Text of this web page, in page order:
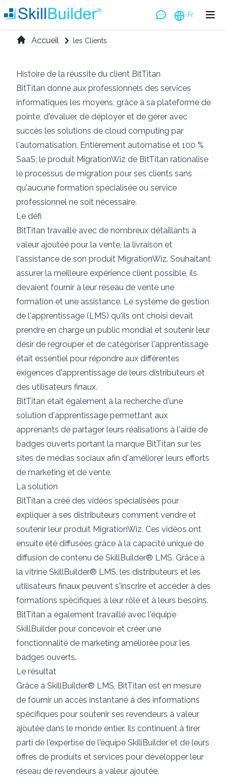
Fr
Accueil les Clients
Histoire de la réussite du client BitTitan
BitTitan donne aux professionnels des services
informatiques les moyens, grâce à sa plateforme de
pointe, d'évaluer, de déployer et de gérer avec
succès les solutions de cloud computing par
l'automatisation. Entièrement automatisé et 100 %
SaaS, le produit MigrationWiz de BitTitan rationalise
le processus de migration pour ses clients sans
qu'aucune formation spécialisée ou service
professionnel ne soit nécessaire.
Le défi
BitTitan travaille avec de nombreux détaillants à
valeur ajoutée pour la vente, la livraison et
l'assistance de son produit MigrationWiz. Souhaitant
assurer la meilleure expérience client possible, ils
devaient fournir à leur réseau de vente une
formation et une assistance. Le système de gestion
de l'apprentissage (LMS) qu'ils ont choisi devait
prendre en charge un public mondial et soutenir leur
désir de regrouper et de catégoriser l'apprentissage
était essentiel pour répondre aux différentes
exigences d'apprentissage de leurs distributeurs et
des utilisateurs finaux.
BitTitan était également à la recherche d'une
solution d'apprentissage permettant aux
apprenants de partager leurs réalisations à l'aide de
badges ouverts portant la marque BitTitan sur les
sites de médias sociaux afin d'améliorer leurs efforts
de marketing et de vente.
La solution
BitTitan a créé des vidéos spécialisées pour
expliquer à ses distributeurs comment vendre et
soutenir leur produit MigrationWiz. Ces vidéos ont
ensuite été diffusées grâce à la capacité unique de
diffusion de contenu de SkillBuilder® LMS. Grâce à
la vitrine SkillBuilder® LMS, les distributeurs et les
utilisateurs finaux peuvent s'inscrire et accéder à des
formations spécifiques à leur rôle et à leurs besoins.
BitTitan a également travaillé avec l'équipe
SkillBuilder pour concevoir et créer une
fonctionnalité de marketing améliorée pour les
badges ouverts.
Le résultat
Grâce à SkillBuilder® LMS, BitTitan est en mesure
de fournir un accès instantané à des informations
spécifiques pour soutenir ses revendeurs à valeur
ajoutée dans le monde entier. Ils continuent à tirer
parti de l'expertise de l'équipe SkillBuilder et de leurs
offres de produits et services pour développer leur
réseau de revendeurs à valeur ajoutée.